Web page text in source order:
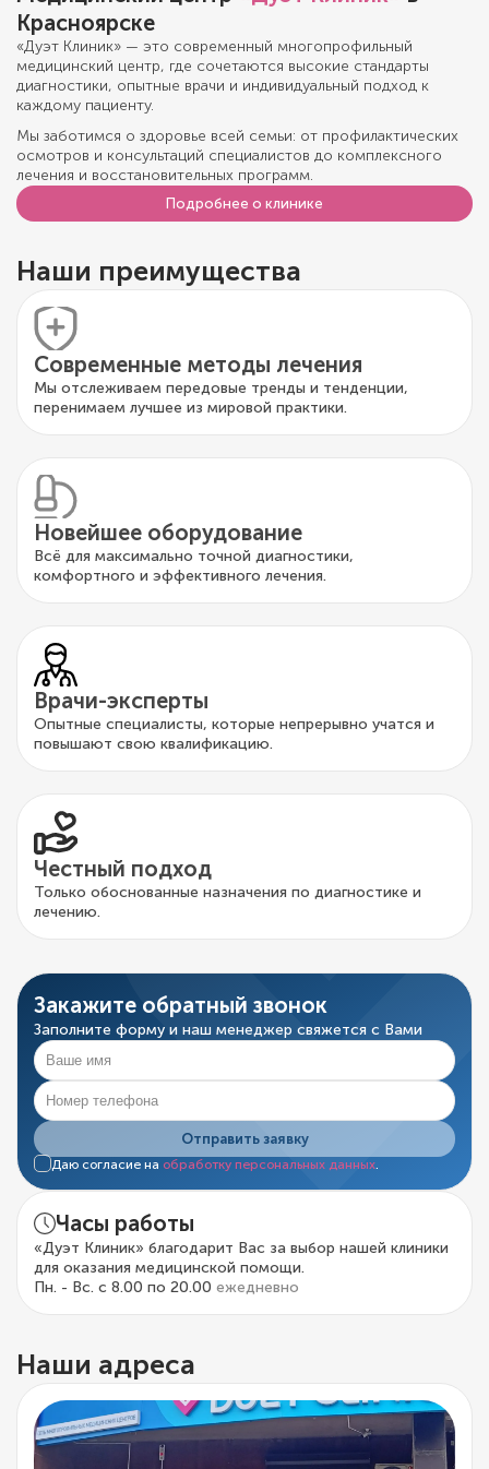
Красноярске
«Дуэт Клиник» — это современный многопрофильный
медицинский центр, где сочетаются высокие стандарты
диагностики, опытные врачи и индивидуальный подход к
каждому пациенту.
Мы заботимся о здоровье всей семьи: от профилактических
осмотров и консультаций специалистов до комплексного
лечения и восстановительных программ.
Подробнее о клинике
Наши преимущества
Современные методы лечения
Мы отслеживаем передовые тренды и тенденции,
перенимаем лучшее из мировой практики.
Новейшее оборудование
Всё для максимально точной диагностики,
комфортного и эффективного лечения.
Врачи-эксперты
Опытные специалисты, которые непрерывно учатся и
повышают свою квалификацию.
Честный подход
Только обоснованные назначения по диагностике и
лечению.
Закажите обратный звонок
Заполните форму и наш менеджер свяжется с Вами
Отправить заявку
Даю согласие на обработку персональных данных.
Часы работы
«Дуэт Клиник» благодарит Вас за выбор нашей клиники
для оказания медицинской помощи.
Пн. - Вс. с 8.00 по 20.00 ежедневно
Наши адреса